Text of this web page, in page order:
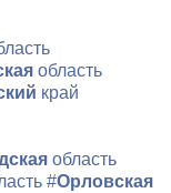
область
край
область
#Орловская